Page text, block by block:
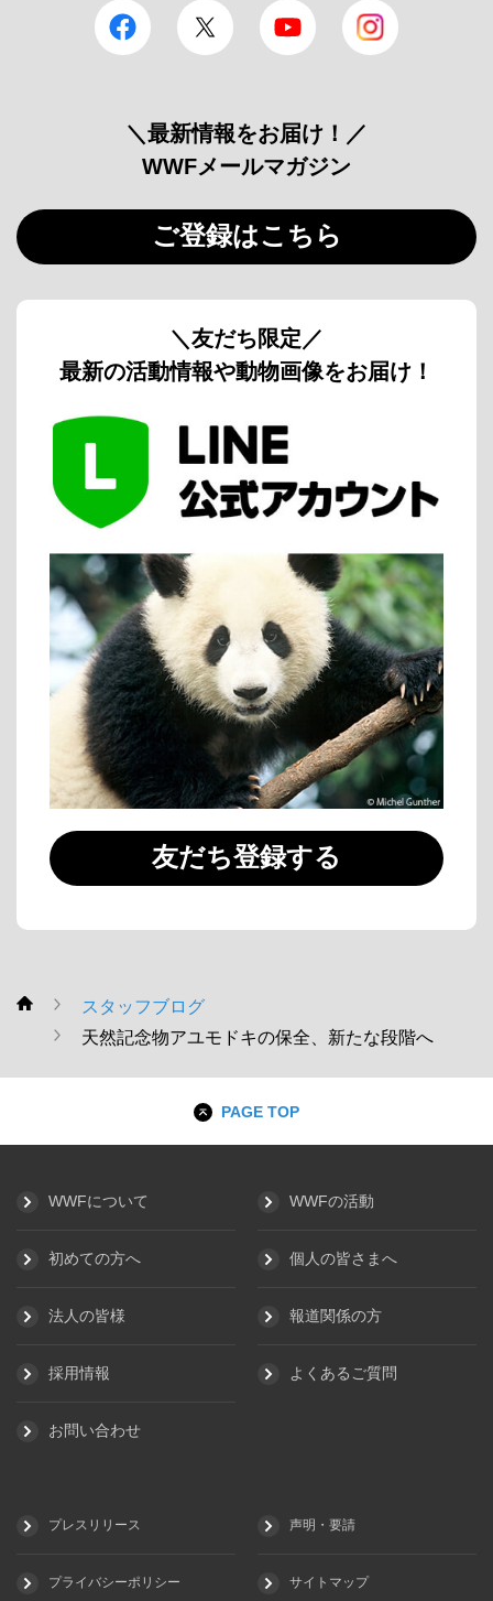
facebook Twitter YouTube
＼最新情報をお届け！／
WWFメールマガジン
ご登録はこちら
＼友だち限定／
最新の活動情報や動物画像をお届け！
友だち登録する
WWF
スタッフブログ
天然記念物アユモドキの保全、新たな段階へ
PAGE TOP
WWFについて WWFの活動
初めての方へ 個人の皆さまへ
法人の皆様 報道関係の方
採用情報 よくあるご質問
お問い合わせ
プレスリリース 声明・要請
プライバシーポリシー サイトマップ